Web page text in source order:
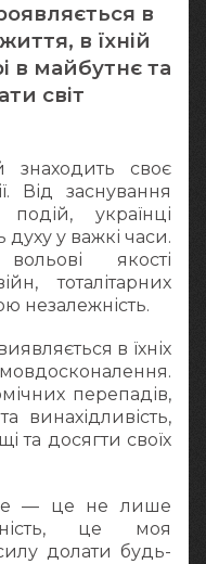
в
в їхній
в майбутнє та
світ
знаходить своє
Від заснування
українці
у важкі часи.
якості
тоталітарних
незалежність.
в їхніх
перепадів,
винахідливість,
та досягти своїх
— це не лише
це моя
долати будь-